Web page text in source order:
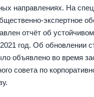
направлениях. На
экспертное
отчёт об
год. Об обновлении
объявлено во время
совета по